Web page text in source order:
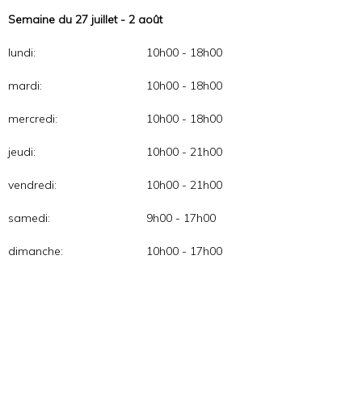
Semaine du 27 juillet - 2 août
lundi: 10h00 - 18h00
mardi: 10h00 - 18h00
mercredi: 10h00 - 18h00
jeudi: 10h00 - 21h00
vendredi: 10h00 - 21h00
samedi: 9h00 - 17h00
dimanche: 10h00 - 17h00